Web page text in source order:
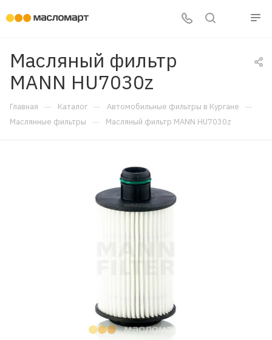
Масляный фильтр
MANN HU7030z
Главная — Каталог — Автомобильные фильтры в Кургане —
Маслянные фильтры — Масляный фильтр MANN HU7030z